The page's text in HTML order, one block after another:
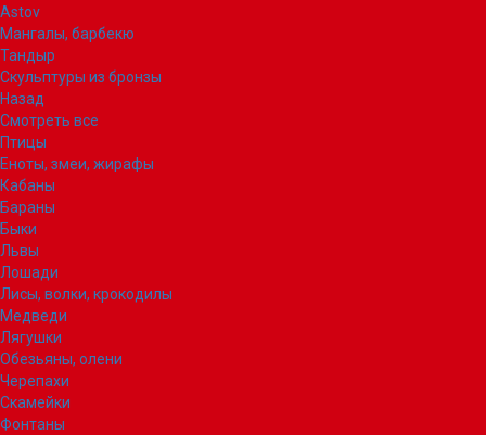
Astov
Мангалы, барбекю
Тандыр
Скульптуры из бронзы
Назад
Смотреть все
Птицы
Еноты, змеи, жирафы
Кабаны
Бараны
Быки
Львы
Лошади
Лисы, волки, крокодилы
Медведи
Лягушки
Обезьяны, олени
Черепахи
Скамейки
Фонтаны